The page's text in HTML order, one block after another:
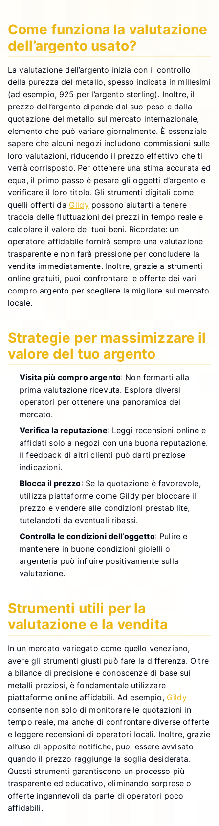
Come funziona la valutazione
dell’argento usato?
La valutazione dell’argento inizia con il controllo
della purezza del metallo, spesso indicata in millesimi
(ad esempio, 925 per l’argento sterling). Inoltre, il
prezzo dell’argento dipende dal suo peso e dalla
quotazione del metallo sul mercato internazionale,
elemento che può variare giornalmente. È essenziale
sapere che alcuni negozi includono commissioni sulle
loro valutazioni, riducendo il prezzo effettivo che ti
verrà corrisposto. Per ottenere una stima accurata ed
equa, il primo passo è pesare gli oggetti d’argento e
verificare il loro titolo. Gli strumenti digitali come
quelli offerti da Gildypossono aiutarti a tenere
traccia delle fluttuazioni dei prezzi in tempo reale e
calcolare il valore dei tuoi beni. Ricordate: un
operatore affidabile fornirà sempre una valutazione
trasparente e non farà pressione per concludere la
vendita immediatamente. Inoltre, grazie a strumenti
online gratuiti, puoi confrontare le offerte dei vari
compro argento per scegliere la migliore sul mercato
locale.
Strategie per massimizzare il
valore del tuo argento
Visita più compro argento: Non fermarti alla
prima valutazione ricevuta. Esplora diversi
operatori per ottenere una panoramica del
mercato.
Verifica la reputazione: Leggi recensioni online e
affidati solo a negozi con una buona reputazione.
Il feedback di altri clienti può darti preziose
indicazioni.
Blocca il prezzo: Se la quotazione è favorevole,
utilizza piattaforme come Gildy per bloccare il
prezzo e vendere alle condizioni prestabilite,
tutelandoti da eventuali ribassi.
Controlla le condizioni dell’oggetto: Pulire e
mantenere in buone condizioni gioielli o
argenteria può influire positivamente sulla
valutazione.
Strumenti utili per la
valutazione e la vendita
In un mercato variegato come quello veneziano,
avere gli strumenti giusti può fare la differenza. Oltre
a bilance di precisione e conoscenze di base sui
metalli preziosi, è fondamentale utilizzare
piattaforme online affidabili. Ad esempio, Gildy
consente non solo di monitorare le quotazioni in
tempo reale, ma anche di confrontare diverse offerte
e leggere recensioni di operatori locali. Inoltre, grazie
all’uso di apposite notifiche, puoi essere avvisato
quando il prezzo raggiunge la soglia desiderata.
Questi strumenti garantiscono un processo più
trasparente ed educativo, eliminando sorprese o
offerte ingannevoli da parte di operatori poco
affidabili.